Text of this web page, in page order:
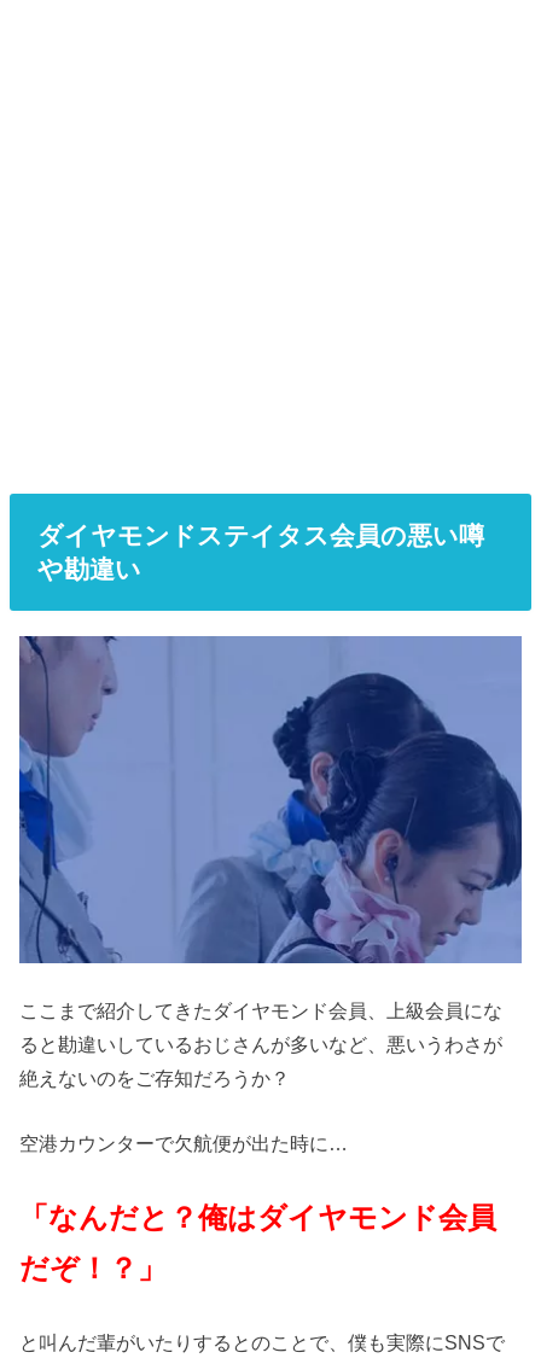
ダイヤモンドステイタス会員の悪い噂
や勘違い
ここまで紹介してきたダイヤモンド会員、上級会員にな
ると勘違いしているおじさんが多いなど、悪いうわさが
絶えないのをご存知だろうか？
空港カウンターで欠航便が出た時に…
「なんだと？俺はダイヤモンド会員
だぞ！？」
と叫んだ輩がいたりするとのことで、僕も実際にSNSで